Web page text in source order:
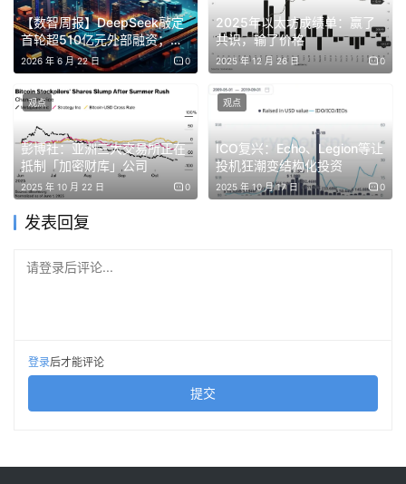
续，以及加密×AI 浪潮）
需要真实贡献但风险更高的空投
由真实收入支撑的收益
与产品使用量直接挂钩的价值捕获型代币
共同点是：可验证的机制，而不是营销话术。
新叙事：永续合约、RWA、加密×AI
元。到 2026 年 3 月底，RWA 市场占 HIP-3 未平仓兴趣的
「perpification」理论：一个永续合约只需要价格预言机和
【数智周报】DeepSeek敲定
首轮超510亿元外部融资；
SpaceX换股收购AI编程独角
兽Cursor；美国叫停
Anthropic最强模型Fable 5和
Mythos 5
2026 年 6 月 22 日 0
2025年以太坊成绩单：赢了
共识，输了价格
2025 年 12 月 26 日 0
彭博社：亚洲三大交易所正在
抵制「加密财库」公司
2025 年 10 月 22 日 0
观点
ICO复兴：Echo、Legion等让
投机狂潮变结构化投资
2025 年 10 月 17 日 0
观点
发表回复
请登录后评论...
登录后才能评论
提交